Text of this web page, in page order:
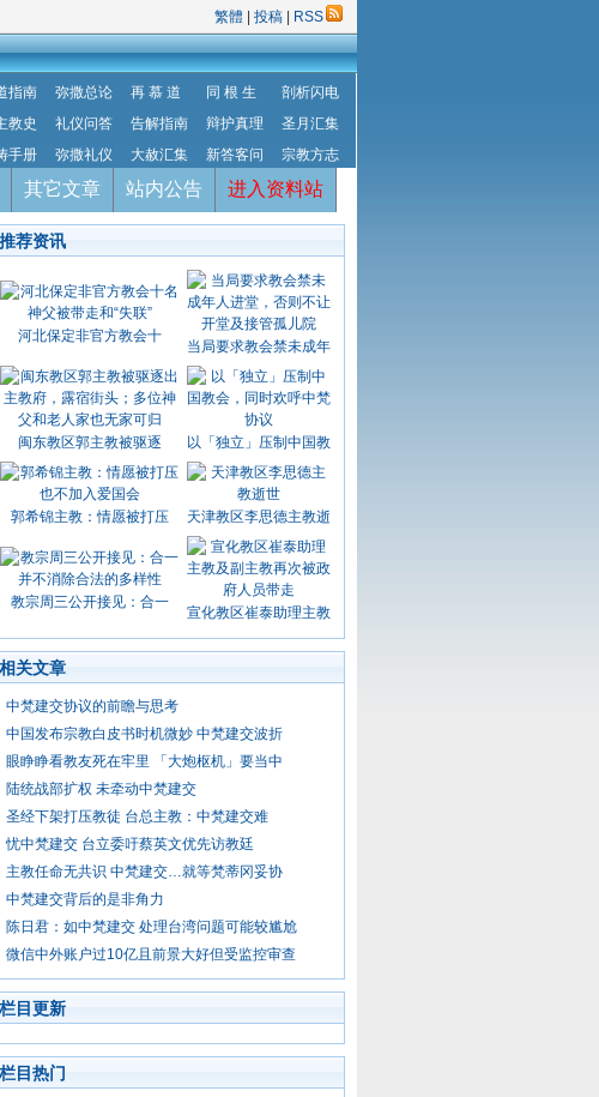
繁體 投稿 RSS
指南 弥撒总论 再 慕 道 同 根 生
剖析闪电
教史 礼仪问答 告解指南 辩护真理
圣月汇集
手册 弥撒礼仪 大赦汇集 新答客问 宗教方志
其它文章 站内公告 进入资料站
推荐资讯
河北保定非官方教会十
当局要求教会禁未成年
闽东教区郭主教被驱逐 以「独立」压制中国教
郭希锦主教：情愿被打压 天津教区李思德主教逝
教宗周三公开接见：合一
宣化教区崔泰助理主教
相关文章
中梵建交协议的前瞻与思考
中国发布宗教白皮书时机微妙 中梵建交波折
眼睁睁看教友死在牢里 「大炮枢机」要当中
陆统战部扩权 未牵动中梵建交
圣经下架打压教徒 台总主教：中梵建交难
忧中梵建交 台立委吁蔡英文优先访教廷
主教任命无共识 中梵建交…就等梵蒂冈妥协
中梵建交背后的是非角力
陈日君：如中梵建交 处理台湾问题可能较尴尬
微信中外账户过10亿且前景大好但受监控审查
栏目更新
栏目热门